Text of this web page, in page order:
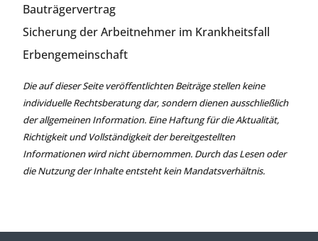
Bauträgervertrag
Sicherung der Arbeitnehmer im Krankheitsfall
Erbengemeinschaft
Die auf dieser Seite veröffentlichten Beiträge stellen keine
individuelle Rechtsberatung dar, sondern dienen ausschließlich
der allgemeinen Information. Eine Haftung für die Aktualität,
Richtigkeit und Vollständigkeit der bereitgestellten
Informationen wird nicht übernommen. Durch das Lesen oder
die Nutzung der Inhalte entsteht kein Mandatsverhältnis.